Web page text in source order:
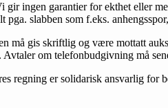
gir ingen garantier for ekthet eller
pga. slabben som f.eks.
må gis skriftlig og være mottatt
om telefonbud­givning må
regning er solidarisk ansvarlig for